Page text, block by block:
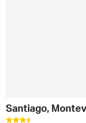
Santiago,